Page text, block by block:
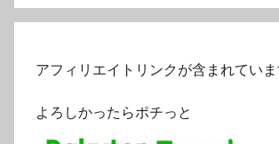
アフィリエイトリンクが含まれていま
よろしかったらポチっと